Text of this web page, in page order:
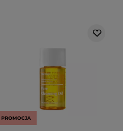
PROMOCJA